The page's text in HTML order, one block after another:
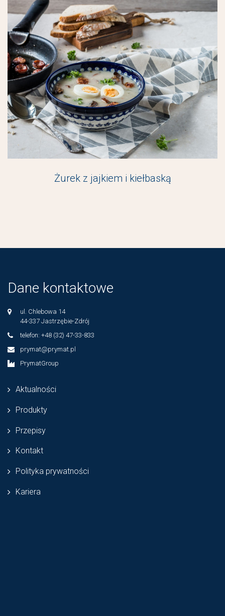
Żurek z jajkiem i kiełbaską
Dane kontaktowe
ul. Chlebowa 14
44-337 Jastrzębie-Zdrój
telefon: +48 (32) 47-33-833
prymat@prymat.pl
PrymatGroup
Aktualności
Produkty
Przepisy
Kontakt
Polityka prywatności
Kariera